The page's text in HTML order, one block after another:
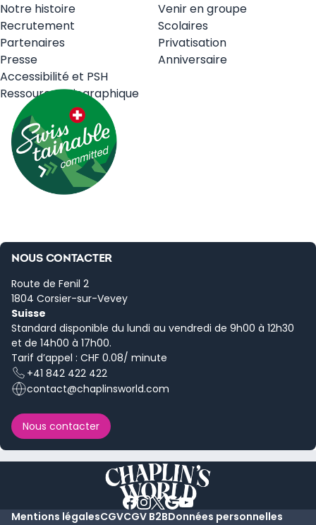
Notre histoire
Recrutement
Partenaires
Presse
Accessibilité et PSH
Ressources Biographique
Venir en groupe
Scolaires
Privatisation
Anniversaire
NOUS CONTACTER
Route de Fenil 2
1804 Corsier-sur-Vevey
Suisse
Standard disponible du lundi au vendredi de 9h00 à 12h30
et de 14h00 à 17h00.
Tarif d’appel : CHF 0.08/ minute
+41 842 422 422
contact@chaplinsworld.com
Nous contacter
Mentions légalesCGVCGV B2BDonnées personnelles